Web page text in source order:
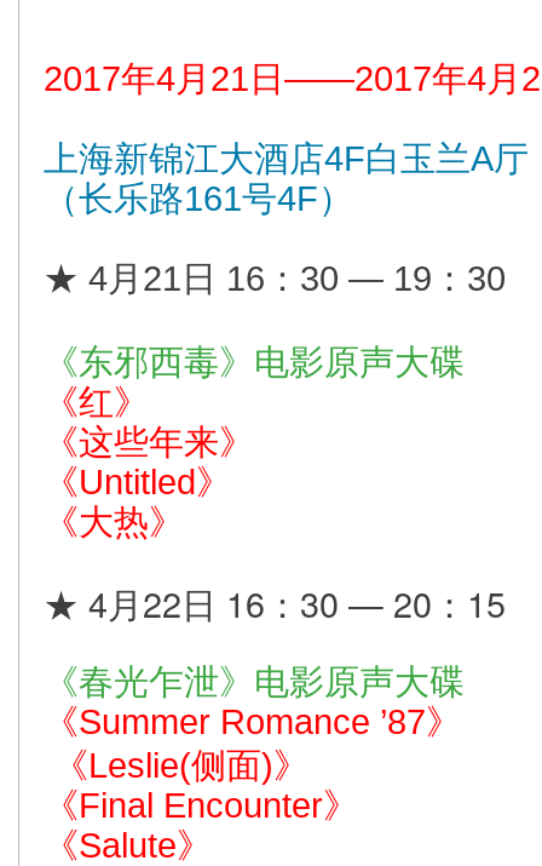
2017年4月21日——2017年4月
上海新锦江大酒店4F白玉兰A厅
（长乐路161号4F）
★ 4月21日 16：30 — 19：30
《东邪西毒》电影原声大碟
《红》
《这些年来》
《Untitled》
《大热》
★ 4月22日 16：30 — 20：15
《春光乍泄》电影原声大碟
《Summer Romance ’87》
《Leslie(侧面)》
《Final Encounter》
《Salute》